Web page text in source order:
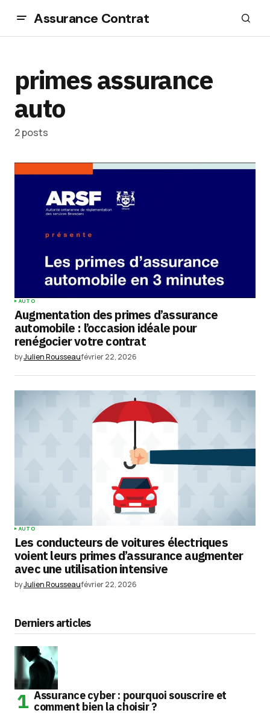
Assurance Contrat
primes assurance
auto
2 posts
AUTO
Augmentation des primes d’assurance
automobile : l’occasion idéale pour
renégocier votre contrat
byJulien Rousseaufévrier 22, 2026
AUTO
Les conducteurs de voitures électriques
voient leurs primes d’assurance augmenter
avec une utilisation intensive
byJulien Rousseaufévrier 22, 2026
Derniers articles
Assurance cyber : pourquoi souscrire et
comment bien la choisir ?